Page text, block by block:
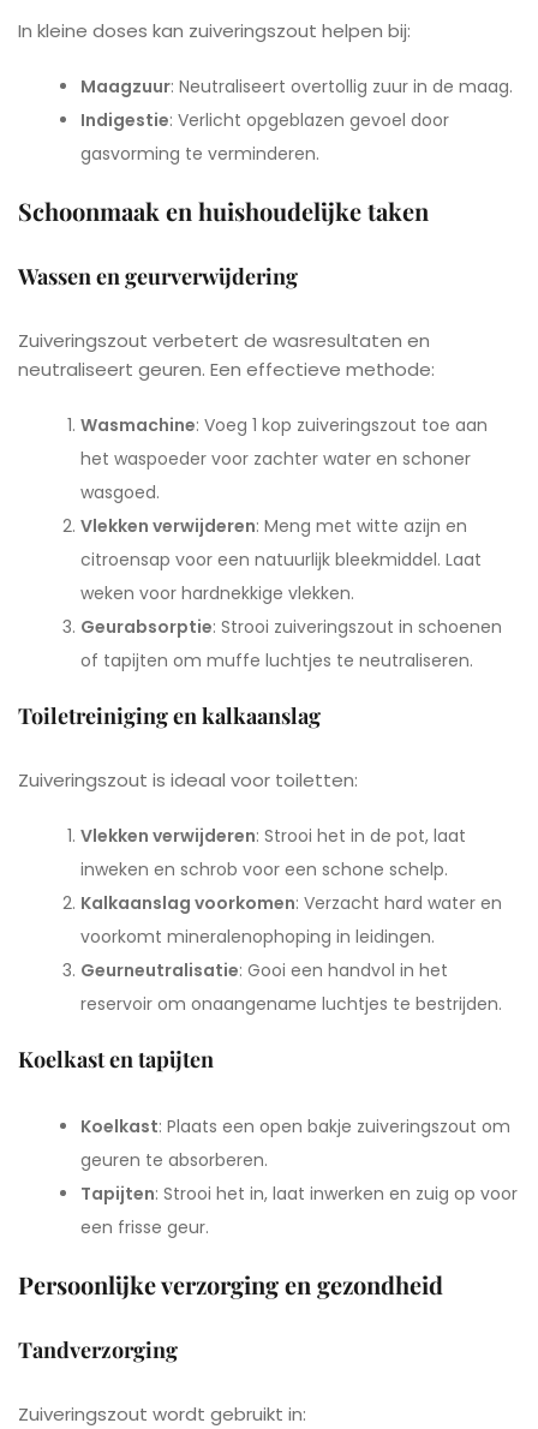
In kleine doses kan zuiveringszout helpen bij:
Maagzuur: Neutraliseert overtollig zuur in de maag.
Indigestie: Verlicht opgeblazen gevoel door
gasvorming te verminderen.
Schoonmaak en huishoudelijke taken
Wassen en geurverwijdering
Zuiveringszout verbetert de wasresultaten en
neutraliseert geuren. Een effectieve methode:
Wasmachine: Voeg 1 kop zuiveringszout toe aan
het waspoeder voor zachter water en schoner
wasgoed.
Vlekken verwijderen: Meng met witte azijn en
citroensap voor een natuurlijk bleekmiddel. Laat
weken voor hardnekkige vlekken.
Geurabsorptie: Strooi zuiveringszout in schoenen
of tapijten om muffe luchtjes te neutraliseren.
Toiletreiniging en kalkaanslag
Zuiveringszout is ideaal voor toiletten:
Vlekken verwijderen: Strooi het in de pot, laat
inweken en schrob voor een schone schelp.
Kalkaanslag voorkomen: Verzacht hard water en
voorkomt mineralenophoping in leidingen.
Geurneutralisatie: Gooi een handvol in het
reservoir om onaangename luchtjes te bestrijden.
Koelkast en tapijten
Koelkast: Plaats een open bakje zuiveringszout om
geuren te absorberen.
Tapijten: Strooi het in, laat inwerken en zuig op voor
een frisse geur.
Persoonlijke verzorging en gezondheid
Tandverzorging
Zuiveringszout wordt gebruikt in: